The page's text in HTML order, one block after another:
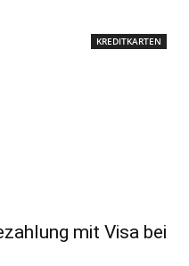
KREDITKARTEN
mit Visa bei